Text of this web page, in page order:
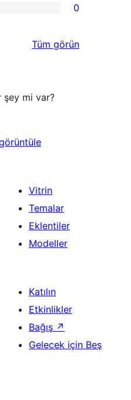
0
Tüm değerlendirmeleri
görün
şey mi var?
Vitrin
Temalar
Eklentiler
Modeller
Katılın
Etkinlikler
Bağış ↗
Gelecek için Beş